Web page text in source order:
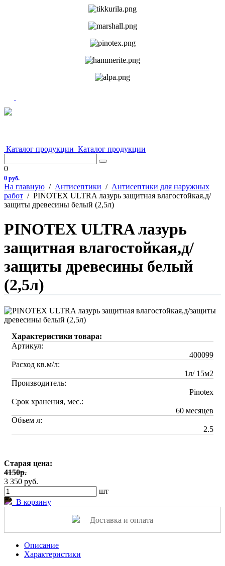
Каталог продукции Каталог продукции
0
0 руб.
На главную / Антисептики / Антисептики для наружных
работ / PINOTEX ULTRA лазурь защитная влагостойкая,д/
защиты древесины белый (2,5л)
PINOTEX ULTRA лазурь
защитная влагостойкая,д/
защиты древесины белый
(2,5л)
Характеристики товара:
Артикул:
400099
Расход кв.м/л:
1л/ 15м2
Производитель:
Pinotex
Срок хранения, мес.:
60 месяцев
Объем л:
2.5
Старая цена:
4150р.
3 350 руб.
шт
В корзину
Доставка и оплата
Описание
Характеристики